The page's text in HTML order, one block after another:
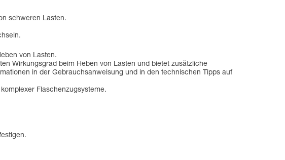
schweren Lasten.
von Lasten.
Wirkungsgrad beim Heben von Lasten und bietet zusätzliche
in der Gebrauchsanweisung und in den technischen Tipps auf
Flaschenzugsysteme.